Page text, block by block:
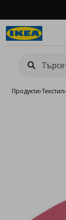
Продукти›Текстил›